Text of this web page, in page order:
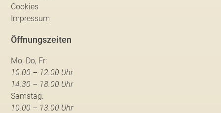
Cookies
Impressum
Öffnungszeiten
Mo, Do, Fr:
10.00 – 12.00 Uhr
14.30 – 18.00 Uhr
Samstag:
10.00 – 13.00 Uhr